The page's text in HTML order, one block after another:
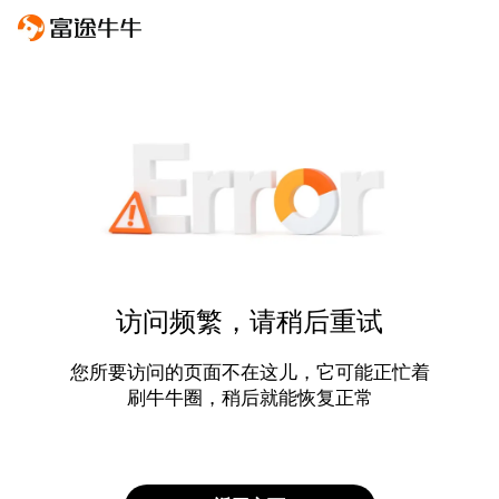
访问频繁，请稍后重试
您所要访问的页面不在这儿，它可能正忙着
刷牛牛圈，稍后就能恢复正常